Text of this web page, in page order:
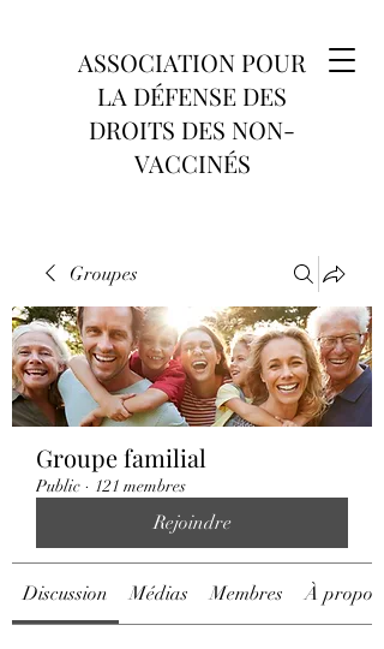
ASSOCIATION POUR
LA DÉFENSE DES
DROITS DES NON-
VACCINÉS
Groupes
Groupe familial
Public · 121 membres
Rejoindre
Discussion Médias Membres À propos